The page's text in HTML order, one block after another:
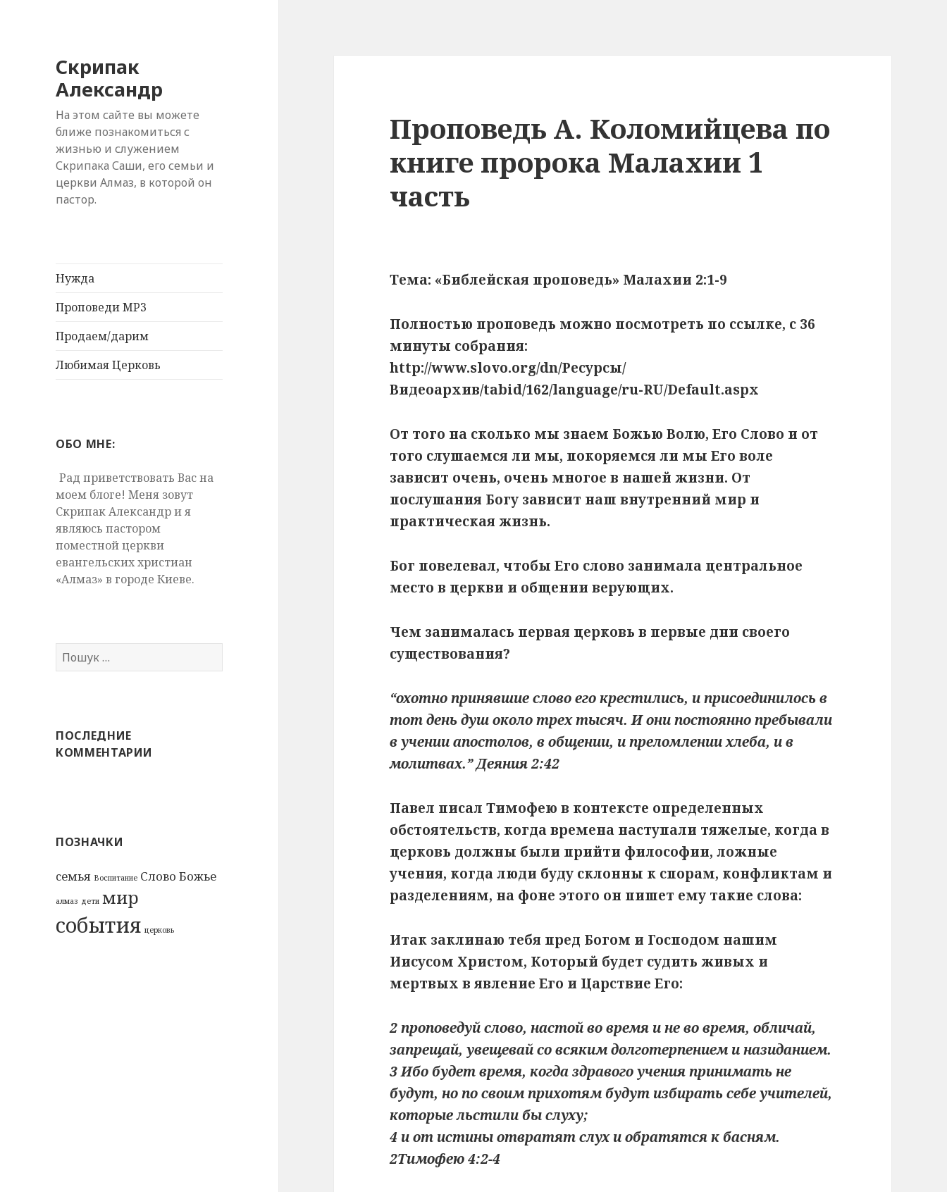
Скрипак
Александр
На этом сайте вы можете
ближе познакомиться с
жизнью и служением
Скрипака Саши, его семьи и
церкви Алмаз, в которой он
пастор.
Нужда
Проповеди MP3
Продаем/дарим
Любимая Церковь
ОБО МНЕ:
Рад приветствовать Вас на
моем блоге! Меня зовут
Скрипак Александр и я
являюсь пастором
поместной церкви
евангельских христиан
«Алмаз» в городе Киеве.
Пошук:
ПОСЛЕДНИЕ
КОММЕНТАРИИ
ПОЗНАЧКИ
cемья Воспитание Слово Божье
алмаз дети мир
события церковь
Проповедь А. Коломийцева по
книге пророка Малахии 1
часть
Тема: «Библейская проповедь» Малахии 2:1-9
Полностью проповедь можно посмотреть по ссылке, с 36
минуты собрания:
http://www.slovo.org/dn/Ресурсы/
Видеоархив/tabid/162/language/ru-RU/Default.aspx
От того на сколько мы знаем Божью Волю, Его Слово и от
того слушаемся ли мы, покоряемся ли мы Его воле
зависит очень, очень многое в нашей жизни. От
послушания Богу зависит наш внутренний мир и
практическая жизнь.
Бог повелевал, чтобы Его слово занимала центральное
место в церкви и общении верующих.
Чем занималась первая церковь в первые дни своего
существования?
“охотно принявшие слово его крестились, и присоединилось в
тот день душ около трех тысяч. И они постоянно пребывали
в учении апостолов, в общении, и преломлении хлеба, и в
молитвах.” Деяния 2:42
Павел писал Тимофею в контексте определенных
обстоятельств, когда времена наступали тяжелые, когда в
церковь должны были прийти философии, ложные
учения, когда люди буду склонны к спорам, конфликтам и
разделениям, на фоне этого он пишет ему такие слова:
Итак заклинаю тебя пред Богом и Господом нашим
Иисусом Христом, Который будет судить живых и
мертвых в явление Его и Царствие Его:
2 проповедуй слово, настой во время и не во время, обличай,
запрещай, увещевай со всяким долготерпением и назиданием.
3 Ибо будет время, когда здравого учения принимать не
будут, но по своим прихотям будут избирать себе учителей,
которые льстили бы слуху;
4 и от истины отвратят слух и обратятся к басням.
2Тимофею 4:2-4